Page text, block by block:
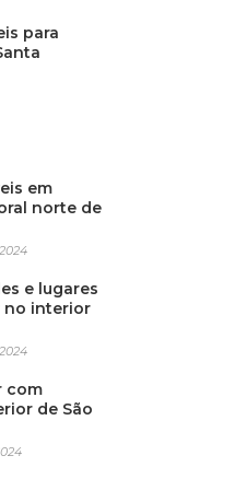
para
em
norte de
e lugares
no interior
com
de São